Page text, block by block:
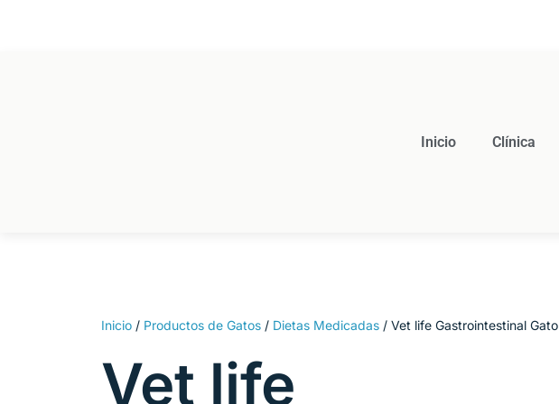
Inicio Clínica
Inicio / Productos de Gatos / Dietas Medicadas / Vet life Gastrointestinal Gato
Vet life